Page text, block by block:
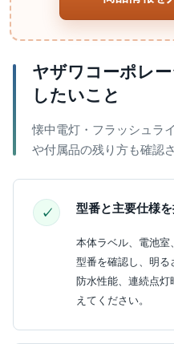
ヤザワコーポレ
したいこと
懐中電灯・フラッシュラ
や付属品の残り方も確認
型番と主要仕様
本体ラベル、電池室
型番を確認し、明る
防水性能、連続点
えてください。